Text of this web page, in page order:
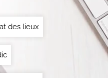
des lieux